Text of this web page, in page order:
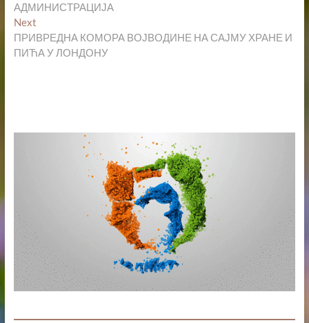
АДМИНИСТРАЦИЈА
NextNext
post:
ПРИВРЕДНА КОМОРА ВОЈВОДИНЕ НА САЈМУ ХРАНЕ И
ПИЋА У ЛОНДОНУ